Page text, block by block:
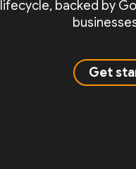
lifecycle, backed by
Get